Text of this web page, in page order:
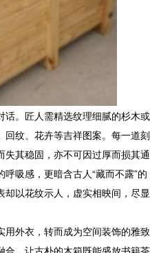
话。匠人需精选纹理细腻的杉木或
纹、花卉等吉祥图案。每一道刻
其稳固，亦不可因过厚而损其通
吸感，更暗含古人“藏而不露”的
以花纹示人，虚实相映间，尽显
用外衣，转而成为空间装饰的雅致
合，让古朴的木箱既能盛放书籍茶